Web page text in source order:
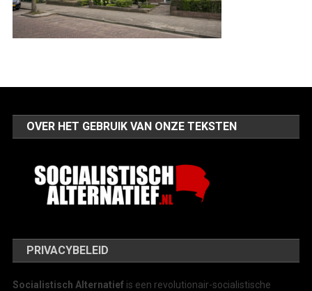
OVER HET GEBRUIK VAN ONZE TEKSTEN
PRIVACYBELEID
Socialistisch Alternatief is een revolutionair-socialistische